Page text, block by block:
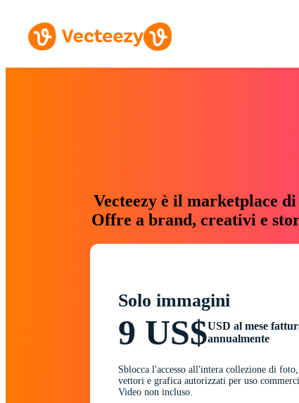
Vecteezy è il marketplace
Offre a brand, creativi e
Solo immagini
9 US$USD al mese
annualmente
Sblocca l'accesso all'intera collezione di foto,
vettori e grafica autorizzati per uso
Video non incluso.